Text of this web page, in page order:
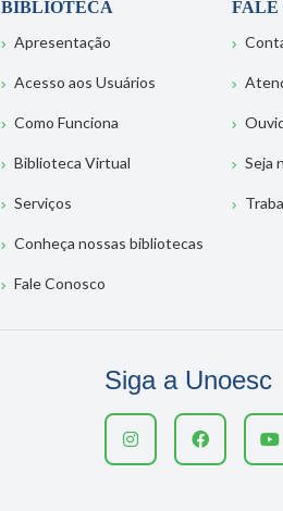
BIBLIOTECA
Apresentação
Acesso aos Usuários
Como Funciona
Biblioteca Virtual
Serviços
Conheça nossas bibliotecas
Fale Conosco
FALE
Seja
Siga a Unoesc